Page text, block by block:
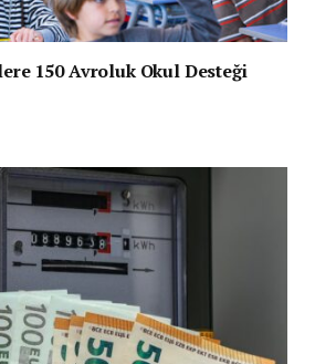
150 Avroluk Okul Desteği